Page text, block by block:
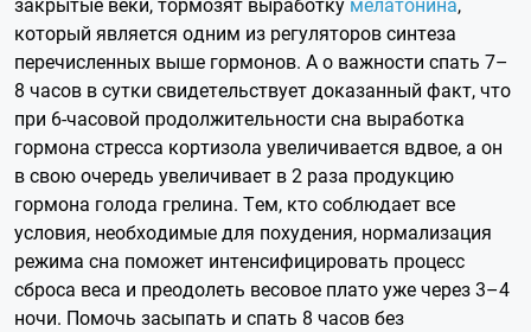
который является одним из регуляторов синтеза
перечисленных выше гормонов. А о важности спать 7–
8 часов в сутки свидетельствует доказанный факт, что
при 6-часовой продолжительности сна выработка
гормона стресса кортизола увеличивается вдвое, а он
в свою очередь увеличивает в 2 раза продукцию
гормона голода грелина. Тем, кто соблюдает все
условия, необходимые для похудения, нормализация
режима сна поможет интенсифицировать процесс
сброса веса и преодолеть весовое плато уже через 3–4
ночи. Помочь засыпать и спать 8 часов без